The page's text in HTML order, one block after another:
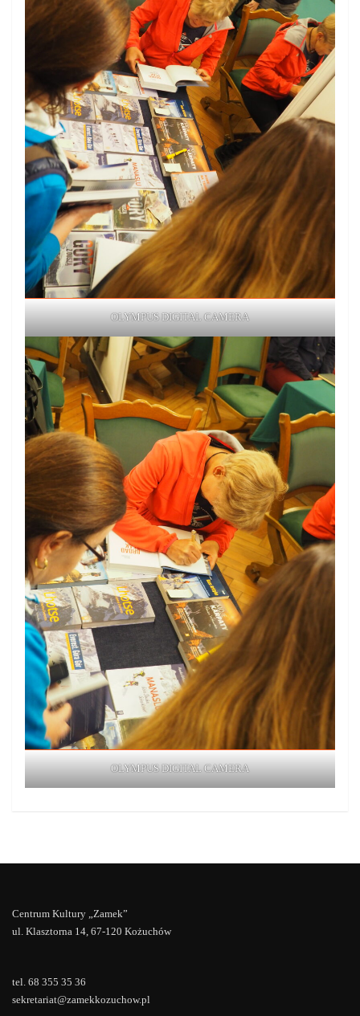
OLYMPUS DIGITAL CAMERA
OLYMPUS DIGITAL CAMERA
Centrum Kultury „Zamek”
ul. Klasztorna 14, 67-120 Kożuchów
tel. 68 355 35 36
sekretariat@zamekkozuchow.pl